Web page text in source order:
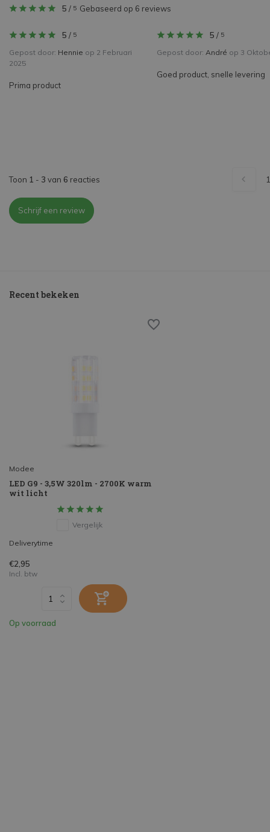
5 / 5 Gebaseerd op 6 reviews
5 / 5
Gepost door: Hennie op 2 Februari
2025
Prima product
5 / 5
Gepost door: André op 3
Goed product, snelle levering
Toon 1 - 3 van 6 reacties 1
Schrijf een review
Recent bekeken
Modee
LED G9 - 3,5W 320lm - 2700K warm
wit licht
Vergelijk
Deliverytime
€2,95
Incl. btw
Op voorraad